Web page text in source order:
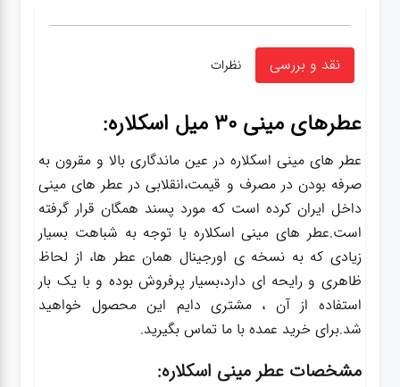
نقد و بررسی نظرات
عطرهای مینی 30 میل اسکلاره:
عطر های مینی اسکلاره در عین ماندگاری بالا و مقرون به
صرفه بودن در مصرف و قیمت،انقلابی در عطر های مینی
داخل ایران کرده است که مورد پسند همگان قرار گرفته
است.عطر های مینی اسکلاره با توجه به شباهت بسیار
زیادی که به نسخه ی اورجینال همان عطر ها، از لحاظ
ظاهری و رایحه ای دارد،بسیار پرفروش بوده و با یک بار
استفاده از آن ، مشتری دایم این محصول خواهید
شد.برای خرید عمده با ما تماس بگیرید.
مشخصات عطر مینی اسکلاره: